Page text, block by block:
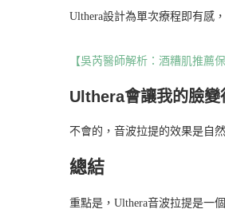
Ulthera設計為單次療程即有感
【吳芮醫師解析：酒糟肌推薦
Ulthera會讓我的臉變
不會的，音波拉提的效果是自
總結
重點是，Ulthera音波拉提是一